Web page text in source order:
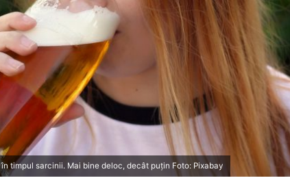
timpul sarcinii. Mai bine deloc, decât puțin Foto: Pixabay